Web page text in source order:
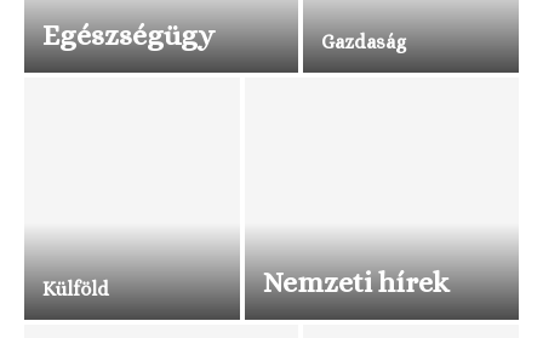
Egészségügy Gazdaság
Külföld Nemzeti hírek